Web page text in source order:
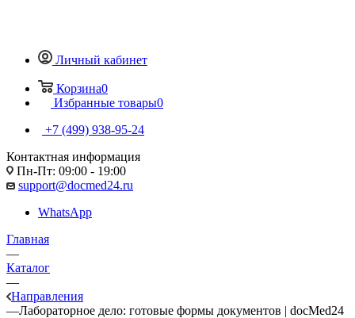
Личный кабинет
Корзина0
Избранные товары0
+7 (499) 938-95-24
Контактная информация
Пн-Пт: 09:00 - 19:00
support@docmed24.ru
WhatsApp
Главная
—
Каталог
—
Направления
—Лабораторное дело: готовые формы документов | docMed24